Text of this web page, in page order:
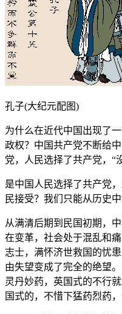
孔子(大纪元配图)
为什么在近代中国出现了
政权？中国共产党不断给
党，人民选择了共产党，“
是中国人民选择了共产党
民接受？我们只能从历史中
从满清后期到民国初期，
在变革，社会处于混乱和
志士，满怀济世救国的忧
由失望变成了完全的绝望
灵丹妙药，英国式的不行
国式的，不惜下猛药烈药